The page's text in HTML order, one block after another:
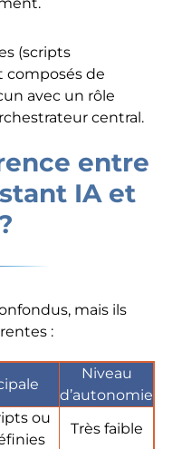
(scripts
composés de
avec un rôle
central.
entre
IA et
mais ils
:
Niveau
d’autonomie
ou
Très faible